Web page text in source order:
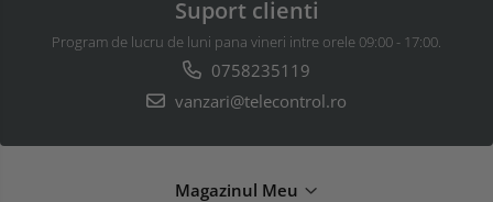
Suport clienti
Program de lucru de luni pana vineri intre orele 09:00 - 17:00.
0758235119
vanzari@telecontrol.ro
Magazinul Meu